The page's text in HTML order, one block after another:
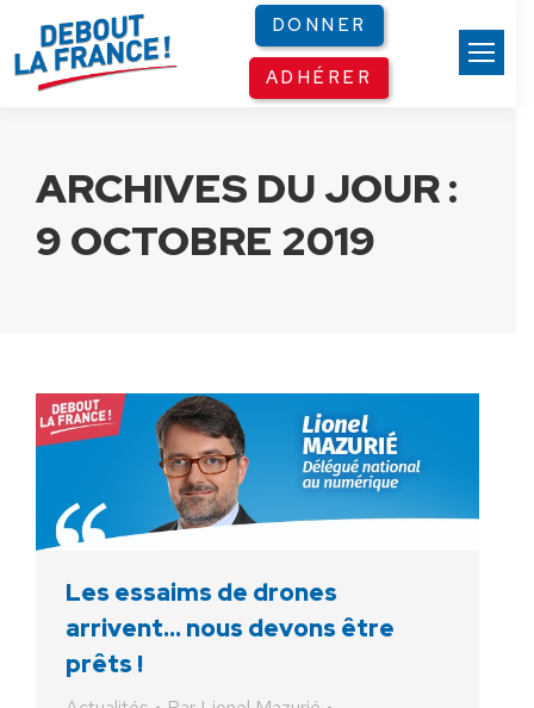
DONNER
ADHÉRER
ARCHIVES DU JOUR :
9 OCTOBRE 2019
Les essaims de drones
arrivent… nous devons être
prêts !
Panneau de gestion des cookies